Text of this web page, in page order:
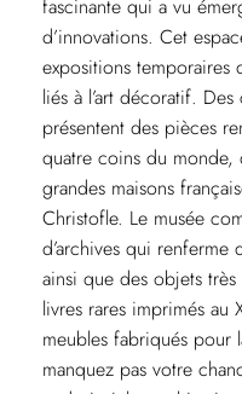
fascinante qui a vu
d’innovations. Cet
expositions temporaires
liés à l’art décoratif.
présentent des pièces
quatre coins du monde,
grandes maisons
Christofle. Le musée
d’archives qui renferme
ainsi que des objets
livres rares imprimés au
meubles fabriqués pour
manquez pas votre